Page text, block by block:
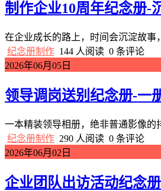
制作企业10周年纪念册-
在企业成长的路上，时间会沉淀故事
纪念册制作 144 人阅读 0 条评论
2026年06月05日
领导调岗送别纪念册-一
一本精装领导相册，绝非普通影像
纪念册制作 290 人阅读 0 条评论
2026年06月02日
企业团队出访活动纪念